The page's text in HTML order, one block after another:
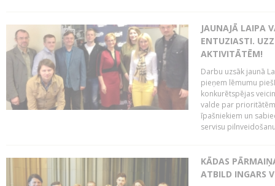
JAUNAJĀ LAIPA
ENTUZIASTI.
AKTIVITĀTĒM!
Darbu uzsāk jaunā
pieņem lēmumu
konkurētspējas
valde par
īpašniekiem un
servisu
KĀDAS
ATBILD INGARS